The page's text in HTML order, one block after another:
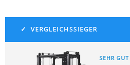
SEHR GUT